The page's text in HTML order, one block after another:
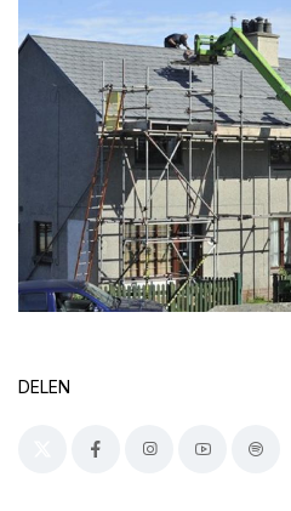
DELEN